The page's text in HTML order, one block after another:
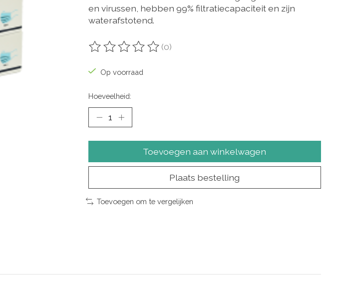
en virussen, hebben 99% filtratiecapaciteit en zijn
waterafstotend.
De beoordeling van dit product is
(0)
Op voorraad
Hoeveelheid:
Toevoegen aan winkelwagen
Plaats bestelling
Toevoegen om te vergelijken